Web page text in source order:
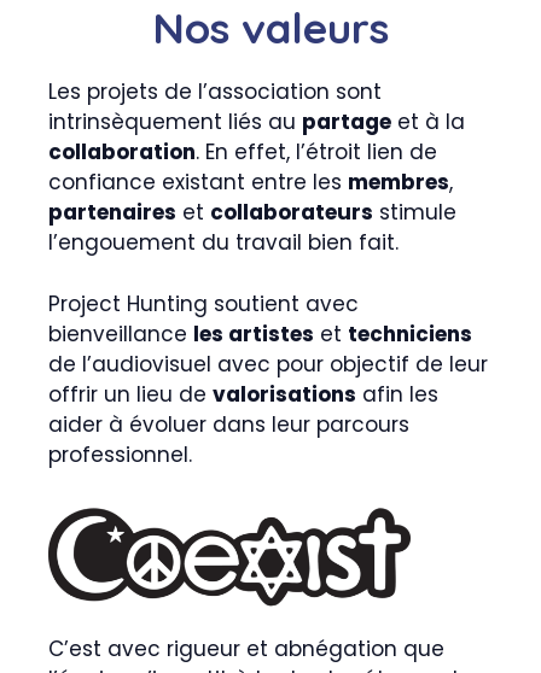
Nos valeurs
Les projets de l’association sont
intrinsèquement liés au partage et à la
collaboration. En effet, l’étroit lien de
confiance existant entre les membres,
partenaires et collaborateurs stimule
l’engouement du travail bien fait.
Project Hunting soutient avec
bienveillance les artistes et techniciens
de l’audiovisuel avec pour objectif de leur
offrir un lieu de valorisations afin les
aider à évoluer dans leur parcours
professionnel.
C’est avec rigueur et abnégation que